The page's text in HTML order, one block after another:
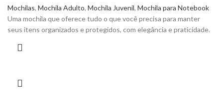
Mochilas, Mochila Adulto, Mochila Juvenil, Mochila para Notebook
Uma mochila que oferece tudo o que você precisa para manter
seus itens organizados e protegidos, com elegância e praticidade.